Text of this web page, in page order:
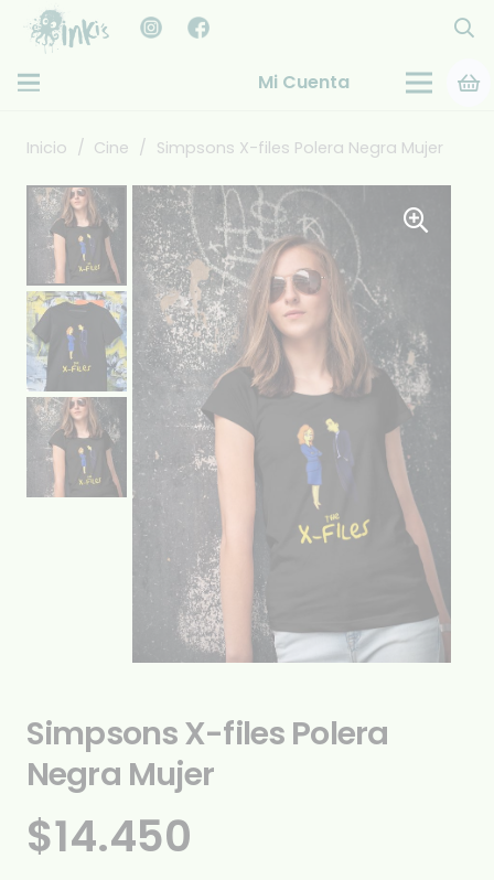
Mi Cuenta
Inicio / Cine / Simpsons X-files Polera Negra Mujer
Simpsons X-files Polera
Negra Mujer
$14.450